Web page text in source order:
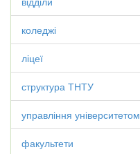
коледжі
ліцеї
структура ТНТУ
управління університетом
факультети